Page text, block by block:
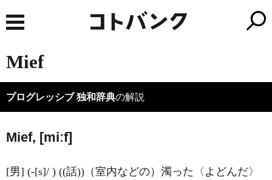
Mief
プログレッシブ 独和辞典の解説
Mief, [miːf]
[男] (-[s]/ ) ((話))（室内などの）濁った〈よどんだ〉